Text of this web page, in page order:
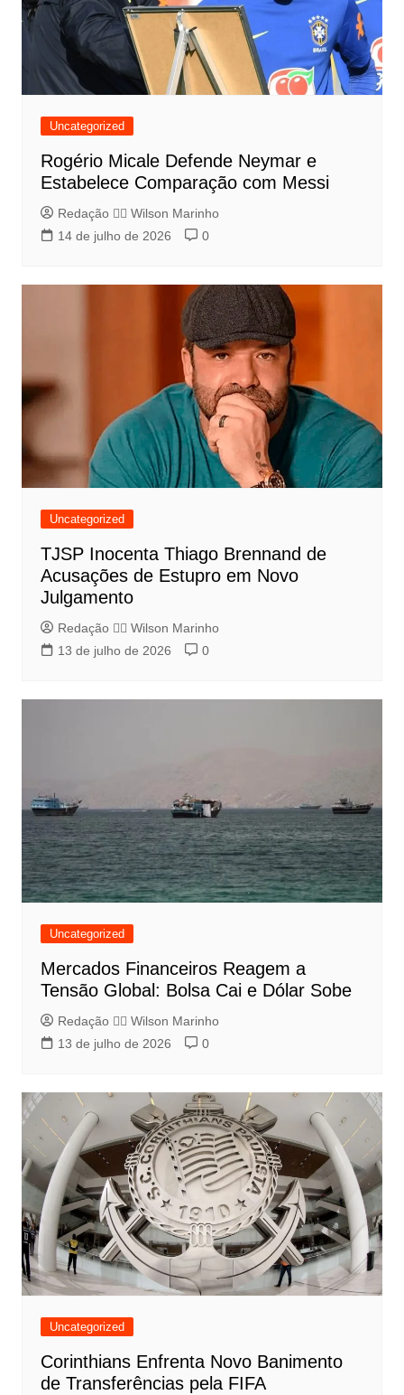
Uncategorized
Rogério Micale Defende Neymar e
Estabelece Comparação com Messi
Redação 👨‍⚖️​ Wilson Marinho
14 de julho de 2026
0
Uncategorized
TJSP Inocenta Thiago Brennand de
Acusações de Estupro em Novo
Julgamento
Redação 👨‍⚖️​ Wilson Marinho
13 de julho de 2026
0
Uncategorized
Mercados Financeiros Reagem a
Tensão Global: Bolsa Cai e Dólar Sobe
Redação 👨‍⚖️​ Wilson Marinho
13 de julho de 2026
0
Uncategorized
Corinthians Enfrenta Novo Banimento
de Transferências pela FIFA